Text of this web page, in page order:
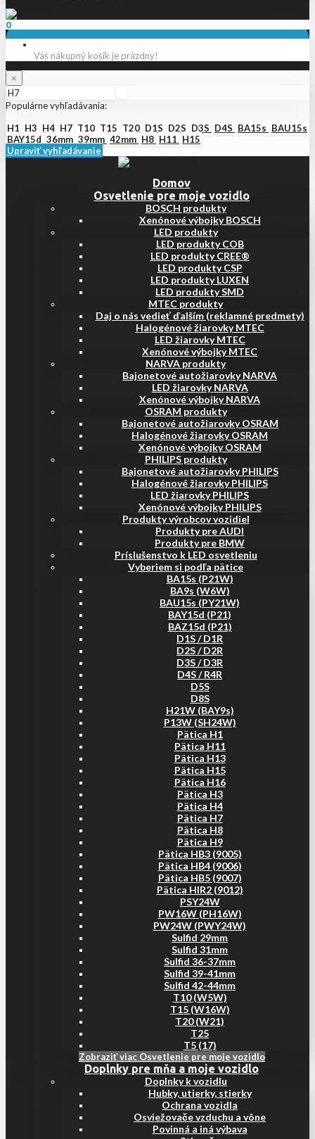
0
Váš nákupný košík je prázdny!
×
Populárne vyhľadávania:
H1 H3 H4 H7 T10 T15 T20 D1S D2S D3S D4S BA15s BAU15s
BAY15d 36mm 39mm 42mm H8 H11 H15
Upraviť vyhľadávanie
Domov
Osvetlenie pre moje vozidlo
BOSCH produkty
Xenónové výbojky BOSCH
LED produkty
LED produkty COB
LED produkty CREE®
LED produkty CSP
LED produkty LUXEN
LED produkty SMD
MTEC produkty
Daj o nás vedieť ďalším (reklamné predmety)
Halogénové žiarovky MTEC
LED žiarovky MTEC
Xenónové výbojky MTEC
NARVA produkty
Bajonetové autožiarovky NARVA
LED žiarovky NARVA
Xenónové výbojky NARVA
OSRAM produkty
Bajonetové autožiarovky OSRAM
Halogénové žiarovky OSRAM
Xenónové výbojky OSRAM
PHILIPS produkty
Bajonetové autožiarovky PHILIPS
Halogénové žiarovky PHILIPS
LED žiarovky PHILIPS
Xenónové výbojky PHILIPS
Produkty výrobcov vozidiel
Produkty pre AUDI
Produkty pre BMW
Príslušenstvo k LED osvetleniu
Vyberiem si podľa pätice
BA15s (P21W)
BA9s (W6W)
BAU15s (PY21W)
BAY15d (P21)
BAZ15d (P21)
D1S / D1R
D2S / D2R
D3S / D3R
D4S / R4R
D5S
D8S
H21W (BAY9s)
P13W (SH24W)
Pätica H1
Pätica H11
Pätica H13
Pätica H15
Pätica H16
Pätica H3
Pätica H4
Pätica H7
Pätica H8
Pätica H9
Pätica HB3 (9005)
Pätica HB4 (9006)
Pätica HB5 (9007)
Pätica HIR2 (9012)
PSY24W
PW16W (PH16W)
PW24W (PWY24W)
Sulfid 29mm
Sulfid 31mm
Sulfid 36-37mm
Sulfid 39-41mm
Sulfid 42-44mm
T10 (W5W)
T15 (W16W)
T20 (W21)
T25
T5 (17)
Zobraziť viac Osvetlenie pre moje vozidlo
Doplnky pre mňa a moje vozidlo
Doplnky k vozidlu
Hubky, utierky, stierky
Ochrana vozidla
Osviežovače vzduchu a vône
Povinná a iná výbava